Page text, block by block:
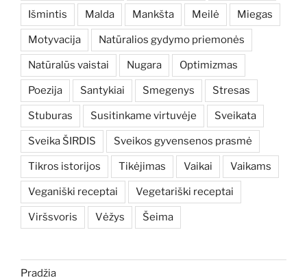
Išmintis Malda Mankšta Meilė Miegas
Motyvacija Natūralios gydymo priemonės
Natūralūs vaistai Nugara Optimizmas
Poezija Santykiai Smegenys Stresas
Stuburas Susitinkame virtuvėje Sveikata
Sveika ŠIRDIS Sveikos gyvensenos prasmė
Tikros istorijos Tikėjimas Vaikai Vaikams
Veganiški receptai Vegetariški receptai
Viršsvoris Vėžys Šeima
Pradžia